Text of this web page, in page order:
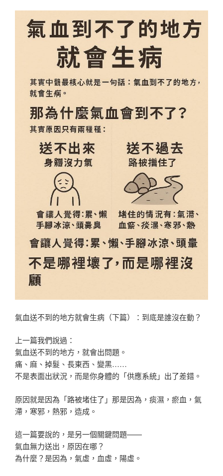
氣血送不到的地方就會生病（下篇）：到底是誰沒在動？
上一篇我們說過：
氣血送不到的地方，就會出問題。
痛、麻、掉髮、長東西、變黑……
不是表面出狀況，而是你身體的「供應系統」出了差錯。
原因就是因為「路被堵住了」那是因為，痰濕，瘀血，氣
滯，寒邪，熱邪，造成。
這一篇要說的，是另一個關鍵問題——
氣血無力送出，原因在哪？
為什麼？是因為，氣虛，血虛，陽虛。